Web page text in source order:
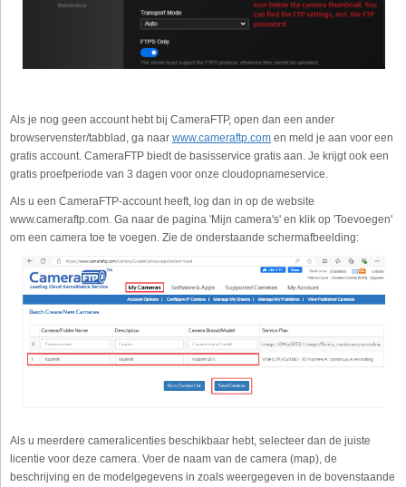
Als je nog geen account hebt bij CameraFTP, open dan een ander
browservenster/tabblad, ga naar www.cameraftp.com en meld je aan voor een
gratis account. CameraFTP biedt de basisservice gratis aan. Je krijgt ook een
gratis proefperiode van 3 dagen voor onze cloudopnameservice.
Als u een CameraFTP-account heeft, log dan in op de website
www.cameraftp.com. Ga naar de pagina 'Mijn camera's' en klik op 'Toevoegen'
om een camera toe te voegen. Zie de onderstaande schermafbeelding:
Als u meerdere cameralicenties beschikbaar hebt, selecteer dan de juiste
licentie voor deze camera. Voer de naam van de camera (map), de
beschrijving en de modelgegevens in zoals weergegeven in de bovenstaande